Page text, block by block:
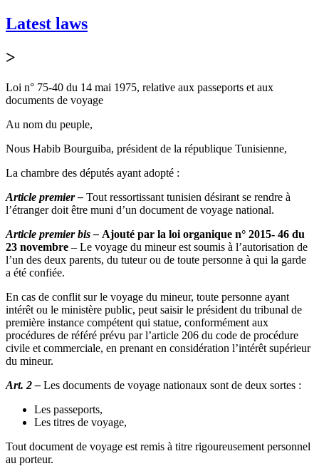
Latest laws
>
Loi n° 75-40 du 14 mai 1975, relative aux passeports et aux
documents de voyage
Au nom du peuple,
Nous Habib Bourguiba, président de la république Tunisienne,
La chambre des députés ayant adopté :
Article premier – Tout ressortissant tunisien désirant se rendre à
l’étranger doit être muni d’un document de voyage national.
Article premier bis – Ajouté par la loi organique n° 2015- 46 du
23 novembre – Le voyage du mineur est soumis à l’autorisation de
l’un des deux parents, du tuteur ou de toute personne à qui la garde
a été confiée.
En cas de conflit sur le voyage du mineur, toute personne ayant
intérêt ou le ministère public, peut saisir le président du tribunal de
première instance compétent qui statue, conformément aux
procédures de référé prévu par l’article 206 du code de procédure
civile et commerciale, en prenant en considération l’intérêt supérieur
du mineur.
Art. 2 – Les documents de voyage nationaux sont de deux sortes :
Les passeports,
Les titres de voyage,
Tout document de voyage est remis à titre rigoureusement personnel
au porteur.